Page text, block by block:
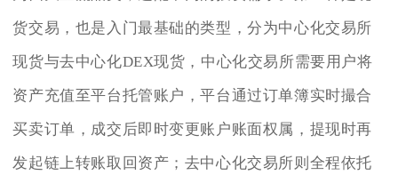
货交易，也是入门最基础的类型，分为中心化交易所
现货与去中心化DEX现货，中心化交易所需要用户将
资产充值至平台托管账户，平台通过订单簿实时撮合
买卖订单，成交后即时变更账户账面权属，提现时再
发起链上转账取回资产；去中心化交易所则全程依托